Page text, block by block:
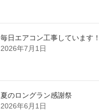
毎日エアコン工事しています！
2026年7月1日
夏のロングラン感謝祭
2026年6月1日